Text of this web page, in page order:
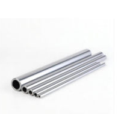
$850/ton